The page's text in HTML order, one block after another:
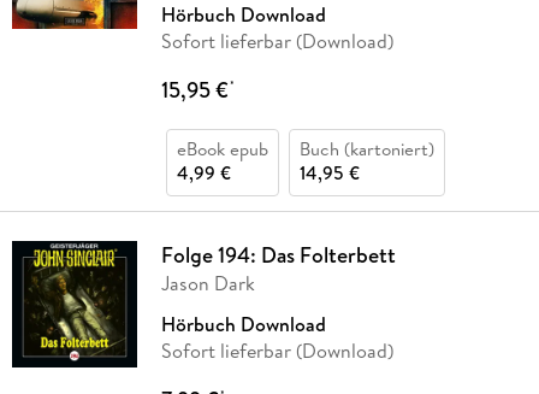
Hörbuch Download
Sofort lieferbar (Download)
15,95 €*
eBook epub
4,99 €
Buch (kartoniert)
14,95 €
Folge 194: Das Folterbett
Jason Dark
Hörbuch Download
Sofort lieferbar (Download)